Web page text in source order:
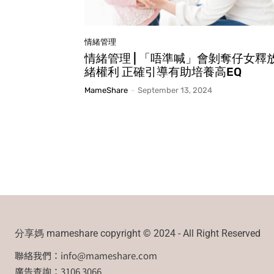
情緒管理
情緒管理 | 「唔準喊」會剝奪仔女釋
緒權利 正確引導有助培養高EQ
MameShare - September 13, 2024
分享媽 mameshare copyright © 2024 - All Right Reserved
聯絡我們： info@mameshare.com
廣告查詢：3106 3066